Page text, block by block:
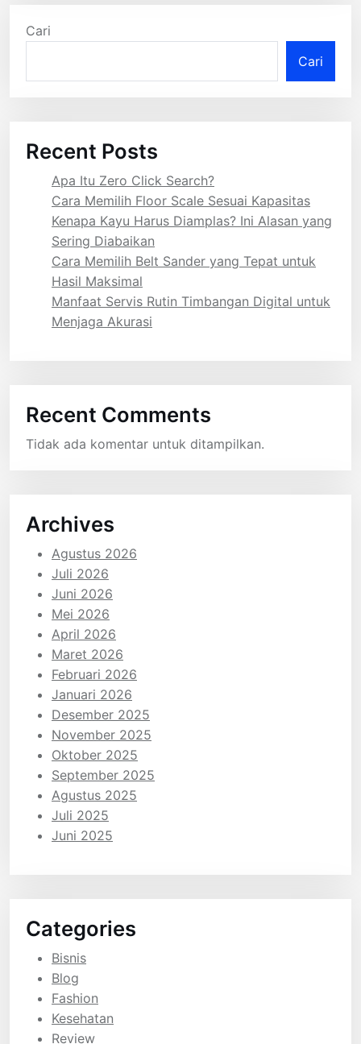
Cari
Cari
Recent Posts
Apa Itu Zero Click Search?
Cara Memilih Floor Scale Sesuai Kapasitas
Kenapa Kayu Harus Diamplas? Ini Alasan yang
Sering Diabaikan
Cara Memilih Belt Sander yang Tepat untuk
Hasil Maksimal
Manfaat Servis Rutin Timbangan Digital untuk
Menjaga Akurasi
Recent Comments
Tidak ada komentar untuk ditampilkan.
Archives
Agustus 2026
Juli 2026
Juni 2026
Mei 2026
April 2026
Maret 2026
Februari 2026
Januari 2026
Desember 2025
November 2025
Oktober 2025
September 2025
Agustus 2025
Juli 2025
Juni 2025
Categories
Bisnis
Blog
Fashion
Kesehatan
Review